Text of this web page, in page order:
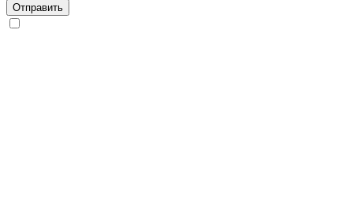
Отправить